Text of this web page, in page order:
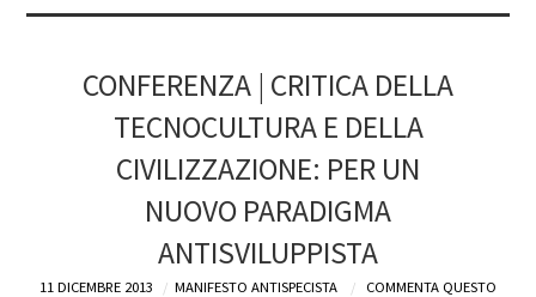
CONFERENZA | CRITICA DELLA
TECNOCULTURA E DELLA
CIVILIZZAZIONE: PER UN
NUOVO PARADIGMA
ANTISVILUPPISTA
11 DICEMBRE 2013 MANIFESTO ANTISPECISTA
COMMENTA QUESTO